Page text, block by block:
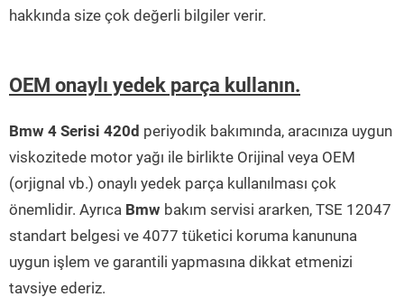
hakkında size çok değerli bilgiler verir.
OEM onaylı yedek parça kullanın.
Bmw 4 Serisi 420d periyodik bakımında, aracınıza uygun
viskozitede motor yağı ile birlikte Orijinal veya OEM
(orjignal vb.) onaylı yedek parça kullanılması çok
önemlidir. Ayrıca Bmw bakım servisi ararken, TSE 12047
standart belgesi ve 4077 tüketici koruma kanununa
uygun işlem ve garantili yapmasına dikkat etmenizi
tavsiye ederiz.